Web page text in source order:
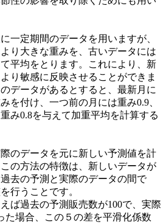
一定期間のデータを用いますが、
り大きな重みを、古いデータには
平均をとります。これにより、新
り敏感に反映させることができま
データがあるとすると、最新月に
を付け、一つ前の月には重み0.9、
み0.8を与えて加重平均を計算する
のデータを元に新しい予測値を計
の方法の特徴は、新しいデータが
去の予測と実際のデータの間で
行うことです。
ば過去の予測販売数が100で、実際
た場合、この５の差を平滑化係数